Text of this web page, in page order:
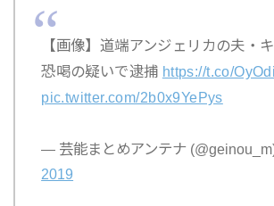
【画像】道端アンジェリカの夫・
恐喝の疑いで逮捕 https://t.co/
pic.twitter.com/2b0x9YePys
— 芸能まとめアンテナ
2019